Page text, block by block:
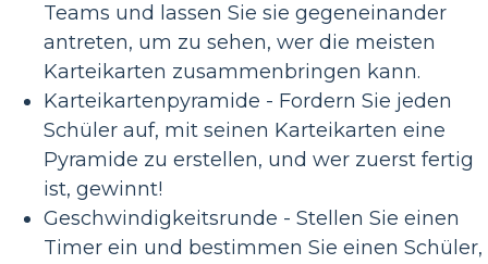
Teams und lassen Sie sie gegeneinander
antreten, um zu sehen, wer die meisten
Karteikarten zusammenbringen kann.
Karteikartenpyramide - Fordern Sie jeden
Schüler auf, mit seinen Karteikarten eine
Pyramide zu erstellen, und wer zuerst fertig
ist, gewinnt!
Geschwindigkeitsrunde - Stellen Sie einen
Timer ein und bestimmen Sie einen Schüler,